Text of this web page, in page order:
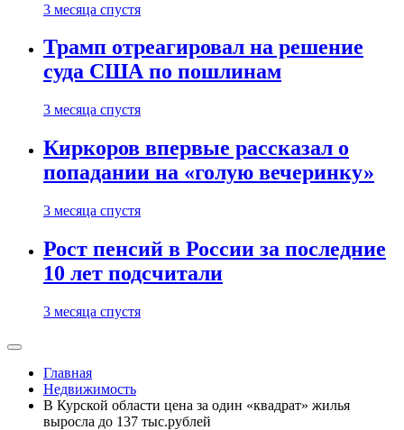
3 месяца спустя
Трамп отреагировал на решение
суда США по пошлинам
3 месяца спустя
Киркоров впервые рассказал о
попадании на «голую вечеринку»
3 месяца спустя
Рост пенсий в России за последние
10 лет подсчитали
3 месяца спустя
Главная
Недвижимость
В Курской области цена за один «квадрат» жилья
выросла до 137 тыс.рублей